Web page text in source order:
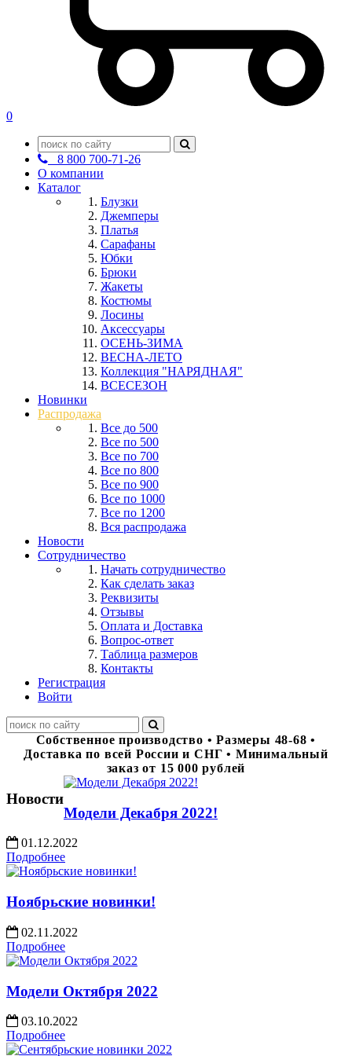
0
8 800 700-71-26
О компании
Каталог
Блузки
Джемперы
Платья
Сарафаны
Юбки
Брюки
Жакеты
Костюмы
Лосины
Аксессуары
ОСЕНЬ-ЗИМА
ВЕСНА-ЛЕТО
Коллекция "НАРЯДНАЯ"
ВСЕСЕЗОН
Новинки
Распродажа
Все до 500
Все по 500
Все по 700
Все по 800
Все по 900
Все по 1000
Все по 1200
Вся распродажа
Новости
Сотрудничество
Начать сотрудничество
Как сделать заказ
Реквизиты
Отзывы
Оплата и Доставка
Вопрос-ответ
Таблица размеров
Контакты
Регистрация
Войти
Собственное производство • Размеры 48-68 •
Доставка по всей России и СНГ • Минимальный
заказ от 15 000 рублей
Новости
Модели Декабря 2022!
01.12.2022
Подробнее
Ноябрьские новинки!
02.11.2022
Подробнее
Модели Октября 2022
03.10.2022
Подробнее